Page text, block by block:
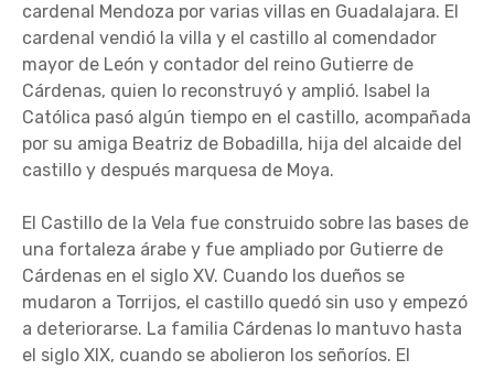
cardenal Mendoza por varias villas en Guadalajara. El
cardenal vendió la villa y el castillo al comendador
mayor de León y contador del reino Gutierre de
Cárdenas, quien lo reconstruyó y amplió. Isabel la
Católica pasó algún tiempo en el castillo, acompañada
por su amiga Beatriz de Bobadilla, hija del alcaide del
castillo y después marquesa de Moya.
El Castillo de la Vela fue construido sobre las bases de
una fortaleza árabe y fue ampliado por Gutierre de
Cárdenas en el siglo XV. Cuando los dueños se
mudaron a Torrijos, el castillo quedó sin uso y empezó
a deteriorarse. La familia Cárdenas lo mantuvo hasta
el siglo XIX, cuando se abolieron los señoríos. El